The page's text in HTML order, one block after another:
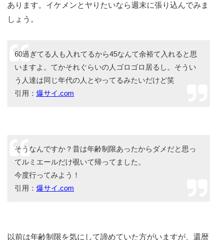
あります。イケメンとヤりたいなら週末に張り込んでみま
しょう。
60過ぎてる人も入れてるから45なんて余裕て入れると思
いますよ。てかそれぐらいの人ゴロゴロ居るし。そうい
う人達は同じ年代の人とやってるみたいだけど笑
引用： 爆サイ.com
そうなんですか？昔は年齢制限あったからダメだと思っ
てルミエールだけ覗いて帰ってました。
今度行ってみよう！
引用： 爆サイ.com
以前は年齢制限を気にして諦めていた方がいますが、還暦